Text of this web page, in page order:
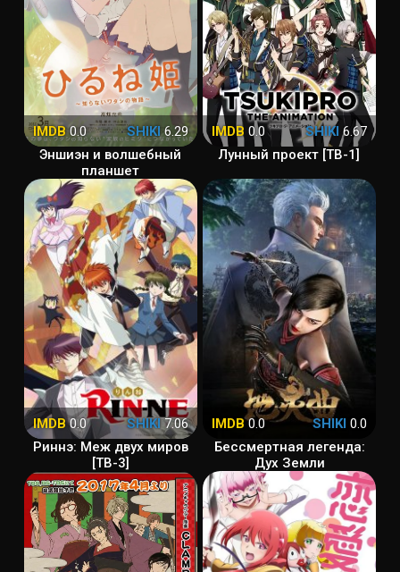
IMDB0.0 SHIKI6.29
Эншиэн и волшебный
планшет
IMDB 0.0 SHIKI 6.67
Лунный проект [ТВ-1]
IMDB0.0 SHIKI7.06
Риннэ: Меж двух миров
[ТВ-3]
IMDB0.0 SHIKI 0.0
Бессмертная легенда:
Дух Земли